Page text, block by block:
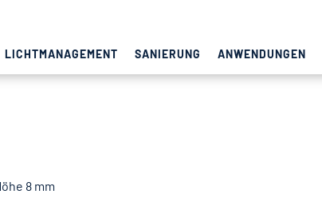
LICHTMANAGEMENT SANIERUNG ANWENDUNGEN
8 mm